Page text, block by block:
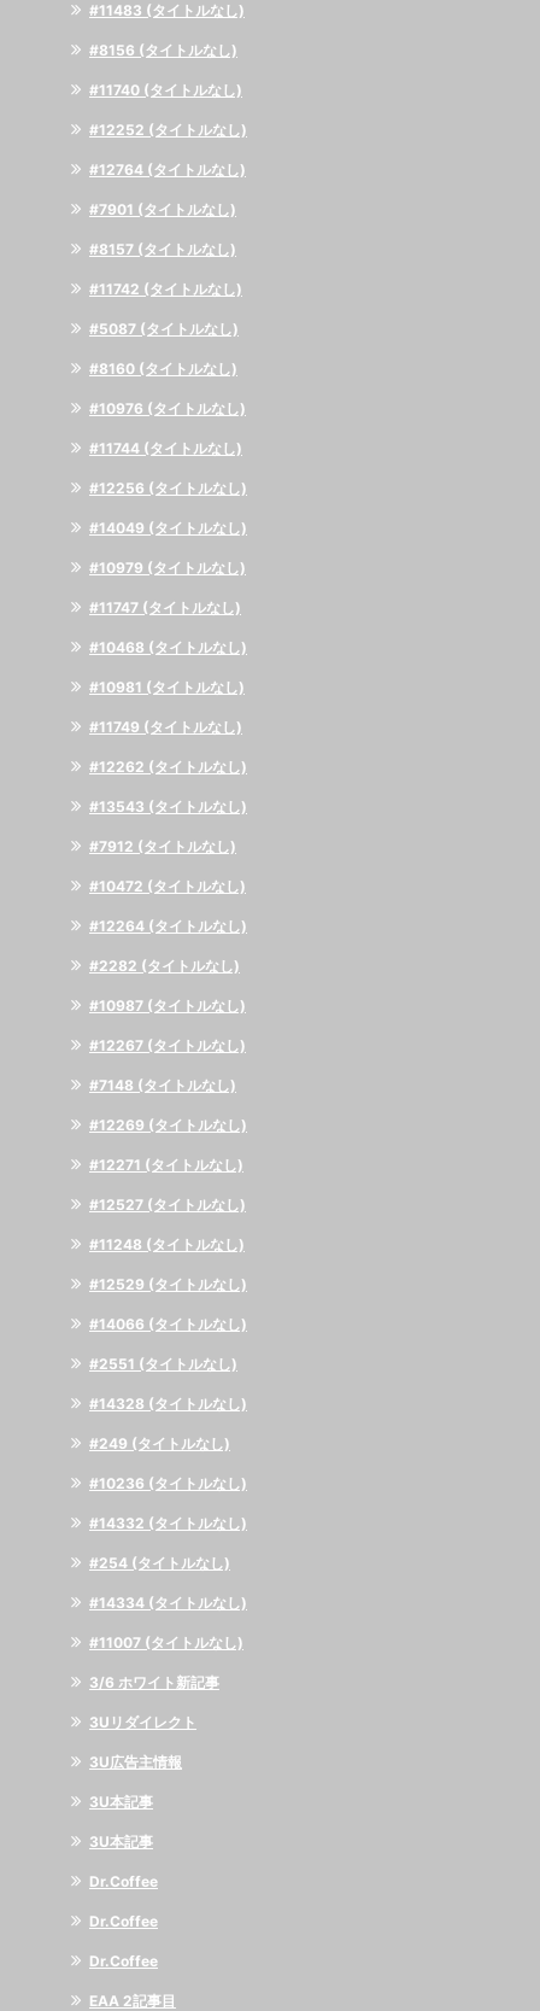
#11483 (タイトルなし)
#8156 (タイトルなし)
#11740 (タイトルなし)
#12252 (タイトルなし)
#12764 (タイトルなし)
#7901 (タイトルなし)
#8157 (タイトルなし)
#11742 (タイトルなし)
#5087 (タイトルなし)
#8160 (タイトルなし)
#10976 (タイトルなし)
#11744 (タイトルなし)
#12256 (タイトルなし)
#14049 (タイトルなし)
#10979 (タイトルなし)
#11747 (タイトルなし)
#10468 (タイトルなし)
#10981 (タイトルなし)
#11749 (タイトルなし)
#12262 (タイトルなし)
#13543 (タイトルなし)
#7912 (タイトルなし)
#10472 (タイトルなし)
#12264 (タイトルなし)
#2282 (タイトルなし)
#10987 (タイトルなし)
#12267 (タイトルなし)
#7148 (タイトルなし)
#12269 (タイトルなし)
#12271 (タイトルなし)
#12527 (タイトルなし)
#11248 (タイトルなし)
#12529 (タイトルなし)
#14066 (タイトルなし)
#2551 (タイトルなし)
#14328 (タイトルなし)
#249 (タイトルなし)
#10236 (タイトルなし)
#14332 (タイトルなし)
#254 (タイトルなし)
#14334 (タイトルなし)
#11007 (タイトルなし)
3/6 ホワイト新記事
3Uリダイレクト
3U広告主情報
3U本記事
3U本記事
Dr.Coffee
Dr.Coffee
Dr.Coffee
EAA 2記事目